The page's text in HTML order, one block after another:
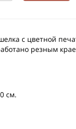
с цветной
резным
см.